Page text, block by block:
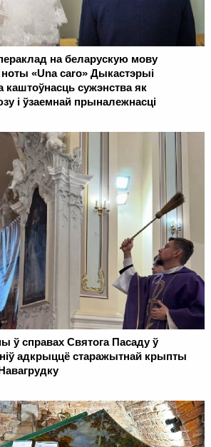
на беларускую мову
«Una caro» Дыкастэрыі
каштоўнасць сужэнства як
і ўзаемнай прыналежнасці
ў справах Святога Пасаду ў
адкрыццё старажытнай крыпты